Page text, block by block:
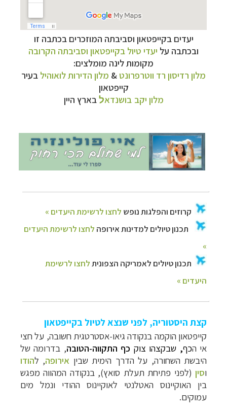
יעדים בקייפטאון וסביבתה המוזכרים בכתבה זו
ובכתבה על יעדי טיול בקייפטאון וסביבתה הקרובה
מקומות לינה מומלצים:
מלון רדיסון רד ווטרפרונט& מלון הדירות לואוהיל בעיר
קייפטאון
מלון יקב בושנדאלבארץ היין
קרוזים והפלגות נופש לחצו לרשימת היעדים »
תכנון טיולים למדינות אירופהלחצו לרשימת היעדים
תכנון טיולים לאמריקה הצפונית לחצו לרשימת
קצת היסטוריה, לפני שנצא לטיול בקייפטאון
קייפטאון הוקמה בנקודה גיאו-אסטרטגית חשובה, על חצי
אי הכף, שבקצהו צוק כף התקווה-הטובה, בדרומה של
היבשת השחורה, על הדרך הימית שבין אירופה, להודו
וסין (לפני פתיחת תעלת סואץ), בנקודה המהווה מפגש
בין האוקיינוס האטלנטי לאוקיינוס ההודי ונמל מים
עמוקים.